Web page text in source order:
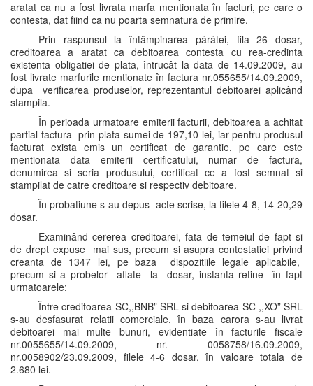
aratat ca nu a fost livrata marfa mentionata în facturi, pe care o
contesta, dat fiind ca nu poarta semnatura de primire.
Prin raspunsul la întâmpinarea pârâtei, fila 26 dosar,
creditoarea a aratat ca debitoarea contesta cu rea-credinta
existenta obligatiei de plata, întrucât la data de 14.09.2009, au
fost livrate marfurile mentionate în factura nr.055655/14.09.2009,
dupa verificarea produselor, reprezentantul debitoarei aplicând
stampila.
În perioada urmatoare emiterii facturii, debitoarea a achitat
partial factura prin plata sumei de 197,10 lei, iar pentru produsul
facturat exista emis un certificat de garantie, pe care este
mentionata data emiterii certificatului, numar de factura,
denumirea si seria produsului, certificat ce a fost semnat si
stampilat de catre creditoare si respectiv debitoare.
În probatiune s-au depus acte scrise, la filele 4-8, 14-20,29
dosar.
Examinând cererea creditoarei, fata de temeiul de fapt si
de drept expuse mai sus, precum si asupra contestatiei privind
creanta de 1347 lei, pe baza dispozitiile legale aplicabile,
precum si a probelor aflate la dosar, instanta retine în fapt
urmatoarele:
Între creditoarea SC,,BNB” SRL si debitoarea SC ,,XO” SRL
s-au desfasurat relatii comerciale, în baza carora s-au livrat
debitoarei mai multe bunuri, evidentiate în facturile fiscale
nr.0055655/14.09.2009, nr. 0058758/16.09.2009,
nr.0058902/23.09.2009, filele 4-6 dosar, în valoare totala de
2.680 lei.